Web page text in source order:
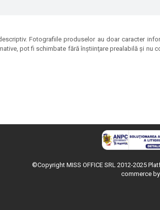
Fotografiile produselor au doar caracter
pot fi schimbate fără înştiinţare prealabilă şi nu
©Copyright MISS OFFICE SRL 2012-2025
commerce